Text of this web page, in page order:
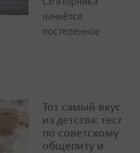
начнётся
постепенное
Тот самый вкус
из детства: тест
по советскому
общепиту и